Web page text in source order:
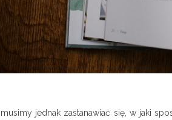
musimy jednak zastanawiać się, w jaki